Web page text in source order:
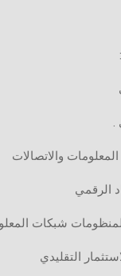
.
والاتصالات
الرقمي
شبكات
التقليدي